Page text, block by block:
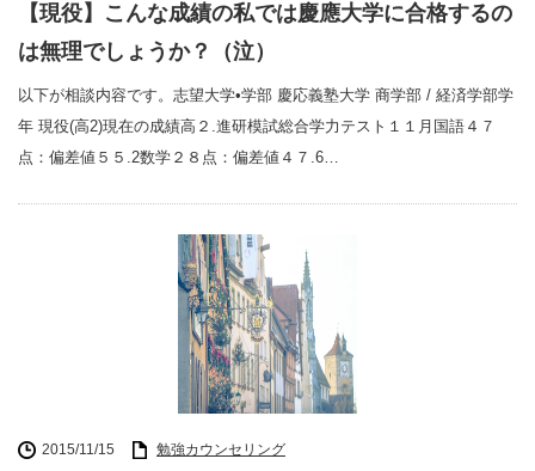
【現役】こんな成績の私では慶應大学に合格するの
は無理でしょうか？（泣）
以下が相談内容です。志望大学•学部 慶応義塾大学 商学部 / 経済学部学
年 現役(高2)現在の成績高２.進研模試総合学力テスト１１月国語４７
点：偏差値５５.2数学２８点：偏差値４７.6…
2015/11/15 勉強カウンセリング